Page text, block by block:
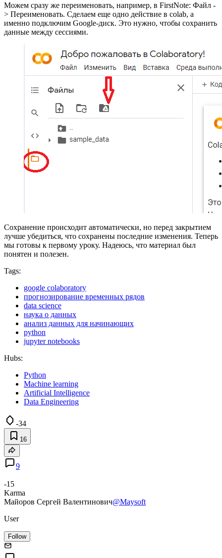
Можем сразу же переименовать, например, в FirstNote: Файл -
> Переименовать. Сделаем еще одно действие в colab, а
именно подключим Google-диск. Это нужно, чтобы сохранить
данные между сессиями.
Сохранение происходит автоматически, но перед закрытием
лучше убедиться, что сохранены последние изменения. Теперь
мы готовы к первому уроку. Надеюсь, что материал был
понятен и полезен.
Tags:
google colaboratory
прогнозирование временных рядов
data science
наука о данных
анализ данных для начинающих
python
jupyter notebooks
Hubs:
Python
Machine learning
Artificial Intelligence
Data Engineering
-34
16
9
-15
Karma
Майоров Сергей Валентинович@Maysoft
User
Follow